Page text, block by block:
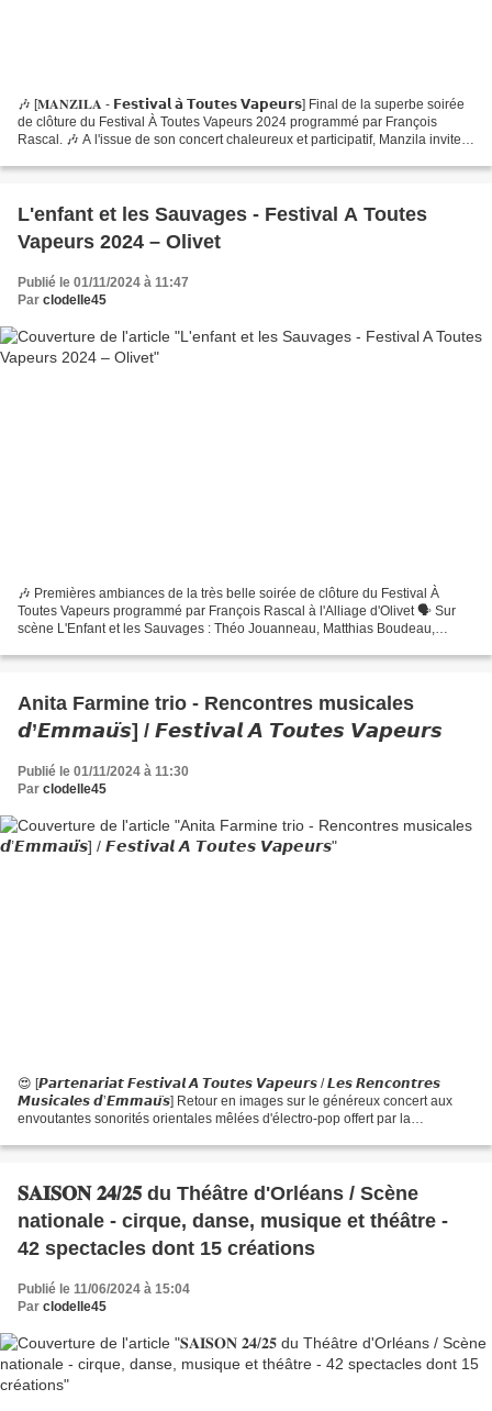
🎶 [𝐌𝐀𝐍𝐙𝐈𝐋𝐀 - 𝗙𝗲𝘀𝘁𝗶𝘃𝗮𝗹 𝗮̀ 𝗧𝗼𝘂𝘁𝗲𝘀 𝗩𝗮𝗽𝗲𝘂𝗿𝘀] Final de la superbe soirée
de clôture du Festival À Toutes Vapeurs 2024 programmé par François
Rascal. 🎶 A l'issue de son concert chaleureux et participatif, Manzila invite
L'enfant et les Sauvages - Festival A Toutes
Vapeurs 2024 – Olivet
Publié le 01/11/2024 à 11:47
Par clodelle45
🎶 Premières ambiances de la très belle soirée de clôture du Festival À
Toutes Vapeurs programmé par François Rascal à l'Alliage d'Olivet 🗣 Sur
scène L'Enfant et les Sauvages : Théo Jouanneau, Matthias Boudeau,
Anita Farmine trio - Rencontres musicales
𝙙’𝙀𝙢𝙢𝙖𝙪̈𝙨] / 𝙁𝙚𝙨𝙩𝙞𝙫𝙖𝙡 𝘼 𝙏𝙤𝙪𝙩𝙚𝙨 𝙑𝙖𝙥𝙚𝙪𝙧𝙨
Publié le 01/11/2024 à 11:30
Par clodelle45
😍 [𝙋𝙖𝙧𝙩𝙚𝙣𝙖𝙧𝙞𝙖𝙩 𝙁𝙚𝙨𝙩𝙞𝙫𝙖𝙡 𝘼 𝙏𝙤𝙪𝙩𝙚𝙨 𝙑𝙖𝙥𝙚𝙪𝙧𝙨 / 𝙇𝙚𝙨 𝙍𝙚𝙣𝙘𝙤𝙣𝙩𝙧𝙚𝙨
𝙈𝙪𝙨𝙞𝙘𝙖𝙡𝙚𝙨 𝙙’𝙀𝙢𝙢𝙖𝙪̈𝙨] Retour en images sur le généreux concert aux
envoutantes sonorités orientales mêlées d'électro-pop offert par la
𝐒𝐀𝐈𝐒𝐎𝐍 𝟐𝟒/𝟐𝟓 du Théâtre d'Orléans / Scène
nationale - cirque, danse, musique et théâtre -
42 spectacles dont 15 créations
Publié le 11/06/2024 à 15:04
Par clodelle45